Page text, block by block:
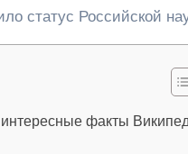
статус Российской
факты